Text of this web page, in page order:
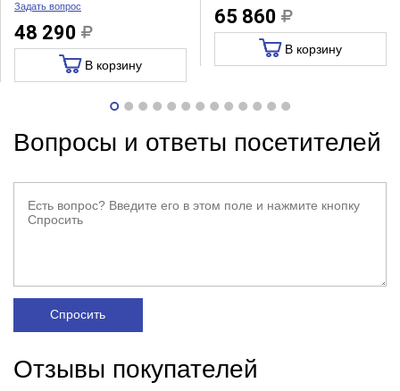
Задать вопрос
48 290
В корзину
65 860
В корзину
Вопросы и ответы посетителей
Спросить
Отзывы покупателей